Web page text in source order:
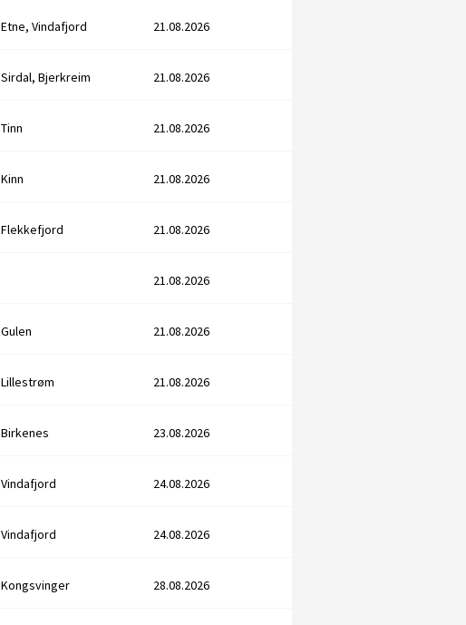
Etne, Vindafjord 21.08.2026
Sirdal, Bjerkreim 21.08.2026
Tinn 21.08.2026
Kinn 21.08.2026
Flekkefjord 21.08.2026
21.08.2026
Gulen 21.08.2026
Lillestrøm 21.08.2026
Birkenes 23.08.2026
Vindafjord 24.08.2026
Vindafjord 24.08.2026
Kongsvinger 28.08.2026